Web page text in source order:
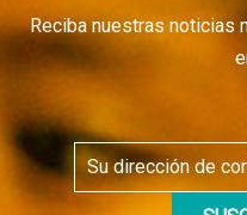
Reciba nuestras noticias